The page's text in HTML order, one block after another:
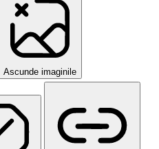
Ascunde imaginile